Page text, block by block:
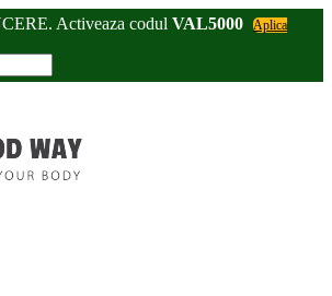
Activeaza codul VAL5000
Aplica